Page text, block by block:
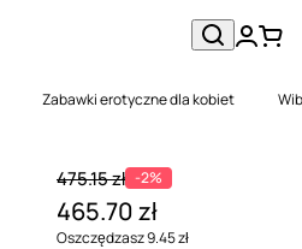
Zabawki erotyczne dla kobiet
475.15 zł -2%
465.70 zł
Oszczędzasz 9.45 zł